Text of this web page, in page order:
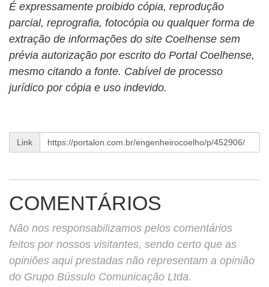
É expressamente proibido cópia, reprodução
parcial, reprografia, fotocópia ou qualquer forma de
extração de informações do site Coelhense sem
prévia autorização por escrito do Portal Coelhense,
mesmo citando a fonte. Cabível de processo
jurídico por cópia e uso indevido.
Link
COMENTÁRIOS
Não nos responsabilizamos pelos comentários
feitos por nossos visitantes, sendo certo que as
opiniões aqui prestadas não representam a opinião
do Grupo Bússulo Comunicação Ltda.